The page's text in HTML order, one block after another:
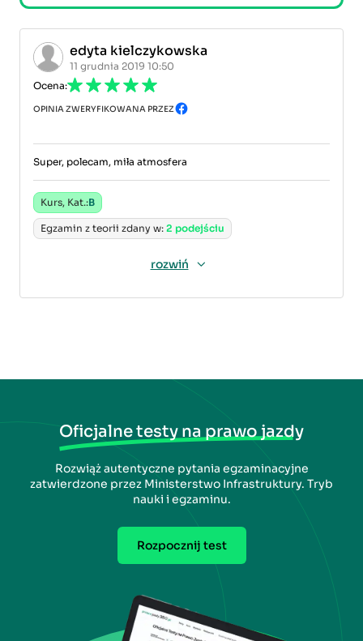
edyta kielczykowska
11 grudnia 2019 10:50
Ocena:
OPINIA ZWERYFIKOWANA PRZEZ
Super, polecam, miła atmosfera
Kurs, Kat.:B
Egzamin z teorii zdany w: 2 podejściu
rozwiń
Oficjalne testy na prawo jazdy
Rozwiąż autentyczne pytania egzaminacyjne
zatwierdzone przez Ministerstwo Infrastruktury. Tryb
nauki i egzaminu.
Rozpocznij test